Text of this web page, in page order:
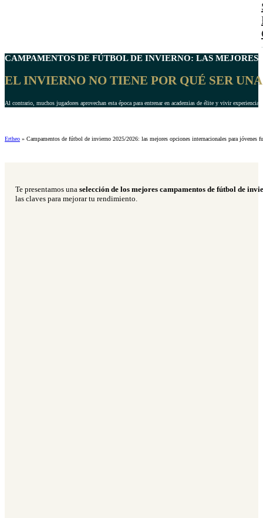
CAMPAMENTOS DE FÚTBOL DE INVIERNO: LAS MEJORES
EL INVIERNO NO TIENE POR QUÉ SER
Al contrario, muchos jugadores aprovechan esta época para entrenar en academias de élite y vivir
Ertheo » Campamentos de fútbol de invierno 2025/2026: las mejores opciones internacionales para jóvenes
Te presentamos unaselección de los mejores campamentos de fútbol de
las claves para mejorar tu rendimiento.